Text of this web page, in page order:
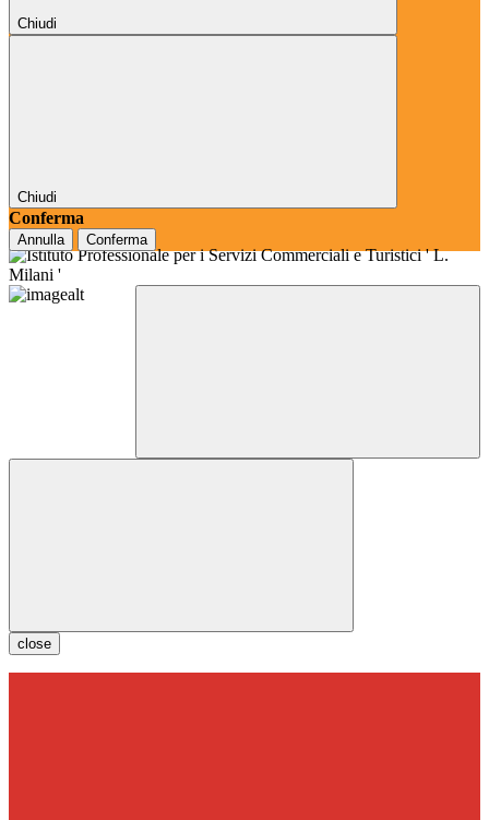
Chiudi
Chiudi
Conferma
Annulla Conferma
close